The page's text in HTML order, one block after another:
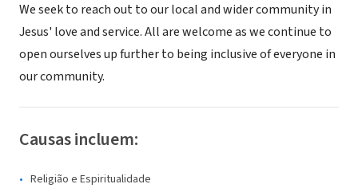
We seek to reach out to our local and wider community in
Jesus' love and service. All are welcome as we continue to
open ourselves up further to being inclusive of everyone in
our community.
Causas incluem:
Religião e Espiritualidade